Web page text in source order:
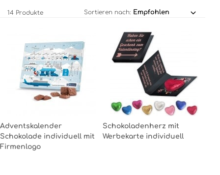
14 Produkte Sortieren nach:
Adventskalender
Schokolade individuell mit
Firmenlogo
Schokoladenherz mit
Werbekarte individuell